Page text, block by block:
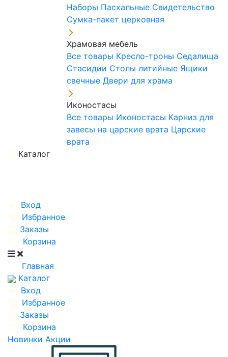
Наборы Пасхальные Свидетельство
Сумка-пакет церковная
Храмовая мебель
Все товары Кресло-троны Седалища
Стасидии Столы литийные Ящики
свечные Двери для храма
Иконостасы
Все товары Иконостасы Карниз для
завесы на царские врата Царские
врата
Каталог
Вход
Избранное
Заказы
Корзина
Главная
Каталог
Вход
Избранное
Заказы
Корзина
Новинки Акции